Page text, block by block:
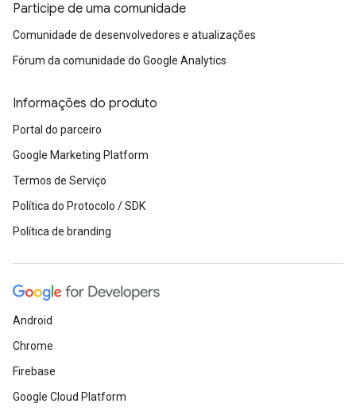
Participe de uma comunidade
Comunidade de desenvolvedores e atualizações
Fórum da comunidade do Google Analytics
Informações do produto
Portal do parceiro
Google Marketing Platform
Termos de Serviço
Política do Protocolo / SDK
Política de branding
Android
Chrome
Firebase
Google Cloud Platform